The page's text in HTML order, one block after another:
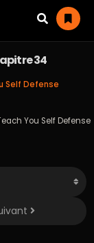
34
Self Defense
You Self Defense